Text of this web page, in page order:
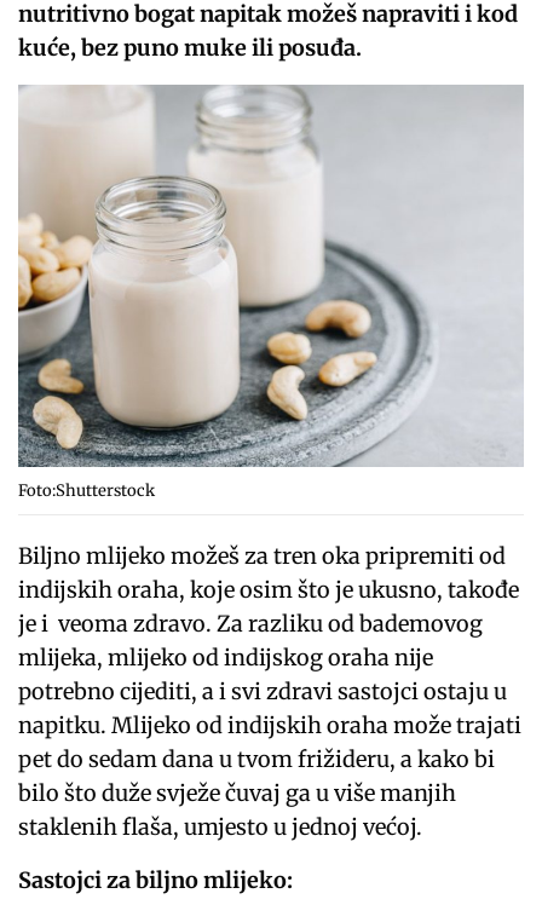
nutritivno bogat napitak možeš napraviti i kod
kuće, bez puno muke ili posuđa.
Foto:Shutterstock
Biljno mlijeko možeš za tren oka pripremiti od
indijskih oraha, koje osim što je ukusno, takođe
je i veoma zdravo. Za razliku od bademovog
mlijeka, mlijeko od indijskog oraha nije
potrebno cijediti, a i svi zdravi sastojci ostaju u
napitku. Mlijeko od indijskih oraha može trajati
pet do sedam dana u tvom frižideru, a kako bi
bilo što duže svježe čuvaj ga u više manjih
staklenih flaša, umjesto u jednoj većoj.
Sastojci za biljno mlijeko: